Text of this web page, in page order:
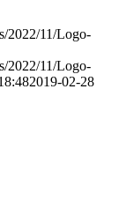
2022/11/Logo-
2022/11/Logo-
2019-02-28